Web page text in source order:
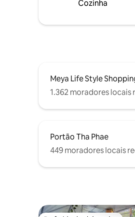
★Fantástica sala de estar,
pátio privativo ★Limpeza
Cozinha
Meya Life Style
1.362 moradores locais
Portão Tha Phae
449 moradores locais